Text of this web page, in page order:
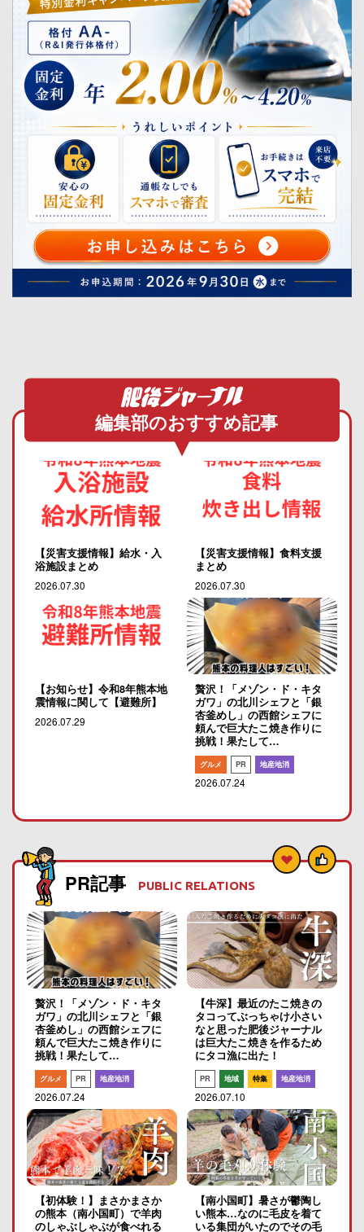
編集部のおすすめ記事
【災害支援情報】給水・入
浴施設まとめ
2026.07.30
【災害支援情報】食料支援
まとめ
2026.07.30
【お知らせ】令和8年熊本地
震情報に関して【避難所】
2026.07.29
贅沢！「メゾン・ド・キタ
ガワ」の北川シェフと「銀
杏釜めし」の西館シェフに
頼んで巨大たこ焼き作りに
挑戦！果たして…
グルメ PR 地産地消
2026.07.24
PR記事 PUBLIC RELATIONS
贅沢！「メゾン・ド・キタ
ガワ」の北川シェフと「銀
杏釜めし」の西館シェフに
頼んで巨大たこ焼き作りに
挑戦！果たして…
グルメ PR 地産地消
2026.07.24
【牛深】最近のたこ焼きの
タコってぶっちゃけ小さい
なと思った肥後ジャーナル
は巨大たこ焼きを作るため
にタコ漁に出た！
PR 地域 特集 地産地消
2026.07.10
【初体験！】まさかまさか
の熊本（南小国町）で羊肉
のしゃぶしゃぶが食べれる
【南小国町】暑さが鬱陶し
い熊本…なのに毛皮を着て
いる集団がいたのでその毛